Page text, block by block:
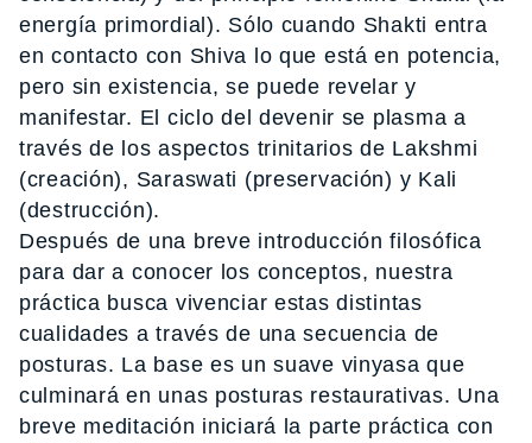
energía primordial). Sólo cuando Shakti entra
en contacto con Shiva lo que está en potencia,
pero sin existencia, se puede revelar y
manifestar. El ciclo del devenir se plasma a
través de los aspectos trinitarios de Lakshmi
(creación), Saraswati (preservación) y Kali
(destrucción).
Después de una breve introducción filosófica
para dar a conocer los conceptos, nuestra
práctica busca vivenciar estas distintas
cualidades a través de una secuencia de
posturas. La base es un suave vinyasa que
culminará en unas posturas restaurativas. Una
breve meditación iniciará la parte práctica con